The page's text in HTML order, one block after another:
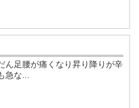
ん足腰が痛くなり昇り降りが辛
急な...